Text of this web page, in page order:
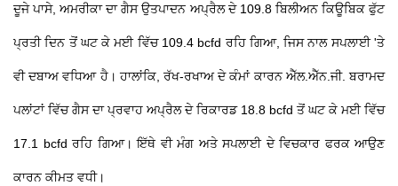
ਦੂਜੇ ਪਾਸੇ, ਅਮਰੀਕਾ ਦਾ ਗੈਸ ਉਤਪਾਦਨ ਅਪ੍ਰੈਲ ਦੇ 109.8 ਬਿਲੀਅਨ ਕਿਊਬਿਕ ਫੁੱਟ
ਪ੍ਰਤੀ ਦਿਨ ਤੋਂ ਘਟ ਕੇ ਮਈ ਵਿੱਚ 109.4 bcfd ਰਹਿ ਗਿਆ, ਜਿਸ ਨਾਲ ਸਪਲਾਈ 'ਤੇ
ਵੀ ਦਬਾਅ ਵਧਿਆ ਹੈ। ਹਾਲਾਂਕਿ, ਰੱਖ-ਰਖਾਅ ਦੇ ਕੰਮਾਂ ਕਾਰਨ ਐੱਲ.ਐੱਨ.ਜੀ. ਬਰਾਮਦ
ਪਲਾਂਟਾਂ ਵਿੱਚ ਗੈਸ ਦਾ ਪ੍ਰਵਾਹ ਅਪ੍ਰੈਲ ਦੇ ਰਿਕਾਰਡ 18.8 bcfd ਤੋਂ ਘਟ ਕੇ ਮਈ ਵਿੱਚ
17.1 bcfd ਰਹਿ ਗਿਆ। ਇੱਥੇ ਵੀ ਮੰਗ ਅਤੇ ਸਪਲਾਈ ਦੇ ਵਿਚਕਾਰ ਫਰਕ ਆਉਣ
ਕਾਰਨ ਕੀਮਤ ਵਧੀ।